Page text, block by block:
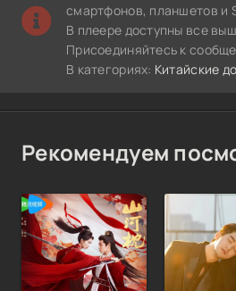
смартфонов, планшетов и
В плеере доступны все
Присоединяйтесь к
В категориях: Китайские
Рекомендуем